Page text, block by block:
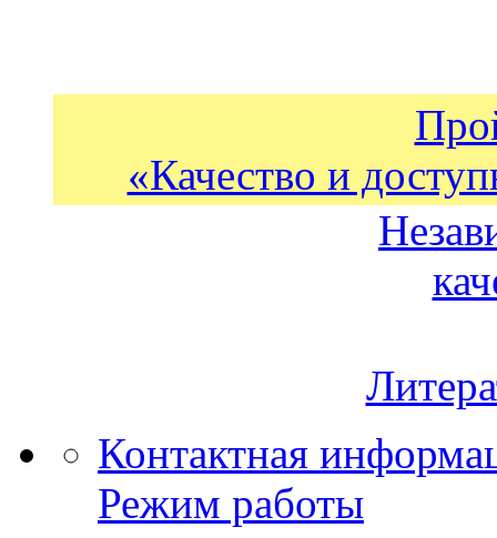
«Качество и
Контактная
Режим работы